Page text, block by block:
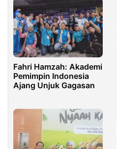
Fahri Hamzah: Akademi
Pemimpin Indonesia
Ajang Unjuk Gagasan